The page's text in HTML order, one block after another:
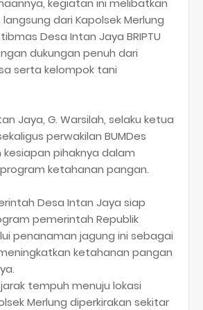
dari Kapolsek Merlung
Desa Intan Jaya BRIPTU
dukungan penuh dari
serta kelompok tani
Jaya, G. Warsilah, selaku ketua
perwakilan BUMDes
pihaknya dalam
ketahanan pangan.
Desa Intan Jaya siap
pemerintah Republik
penanaman jagung ini sebagai
ketahanan pangan
tempuh menuju lokasi
Merlung diperkirakan sekitar